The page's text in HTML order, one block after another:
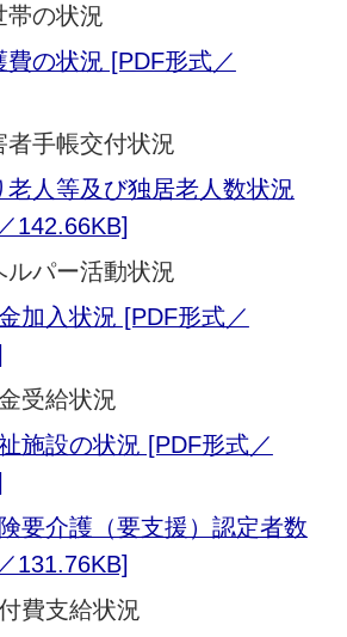
帯の状況
費の状況 [PDF形式／
者手帳交付状況
老人等及び独居老人数状況
142.66KB]
ルパー活動状況
加入状況 [PDF形式／
受給状況
施設の状況 [PDF形式／
要介護（要支援）認定者数
131.76KB]
費支給状況